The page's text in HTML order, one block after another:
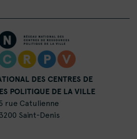
DES CENTRES DE
POLITIQUE DE LA VILLE
rue Catulienne
Saint-Denis